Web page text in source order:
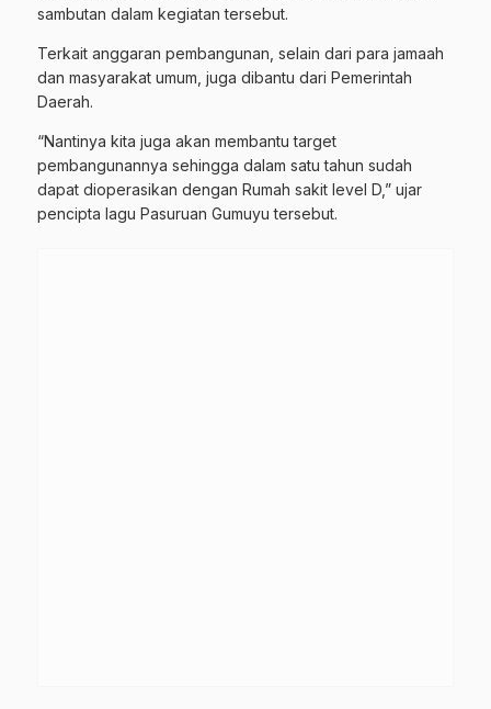
sambutan dalam kegiatan tersebut.
Terkait anggaran pembangunan, selain dari para jamaah
dan masyarakat umum, juga dibantu dari Pemerintah
Daerah.
“Nantinya kita juga akan membantu target
pembangunannya sehingga dalam satu tahun sudah
dapat dioperasikan dengan Rumah sakit level D,” ujar
pencipta lagu Pasuruan Gumuyu tersebut.